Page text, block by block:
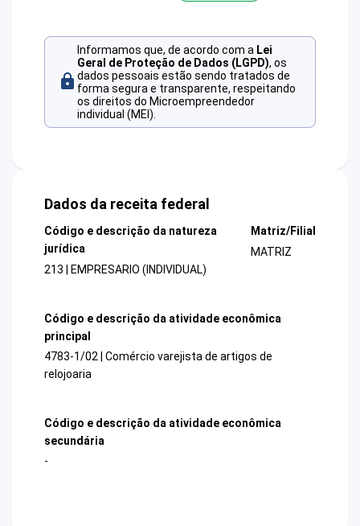
Informamos que, de acordo com a Lei
Geral de Proteção de Dados (LGPD), os
dados pessoais estão sendo tratados de
forma segura e transparente, respeitando
os direitos do Microempreendedor
individual (MEI).
Dados da receita federal
Código e descrição da natureza
jurídica
213 | EMPRESARIO (INDIVIDUAL)
Matriz/Filial
MATRIZ
Código e descrição da atividade econômica
principal
4783-1/02 | Comércio varejista de artigos de
relojoaria
Código e descrição da atividade econômica
secundária
-